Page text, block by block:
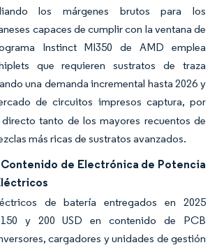
los márgenes brutos para los
capaces de cumplir con la ventana de
Instinct MI350 de AMD emplea
que requieren sustratos de traza
una demanda incremental hasta 2026 y
de circuitos impresos captura, por
tanto de los mayores recuentos de
más ricas de sustratos avanzados.
de Electrónica de Potencia
de batería entregados en 2025
y 200 USD en contenido de PCB
cargadores y unidades de gestión